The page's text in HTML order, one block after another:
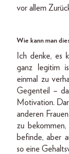
vor allem
Wie kann man
Ich denke, es
ganz legitim
einmal zu
Gegenteil –
Motivation.
anderen
zu
befinde, aber
so eine